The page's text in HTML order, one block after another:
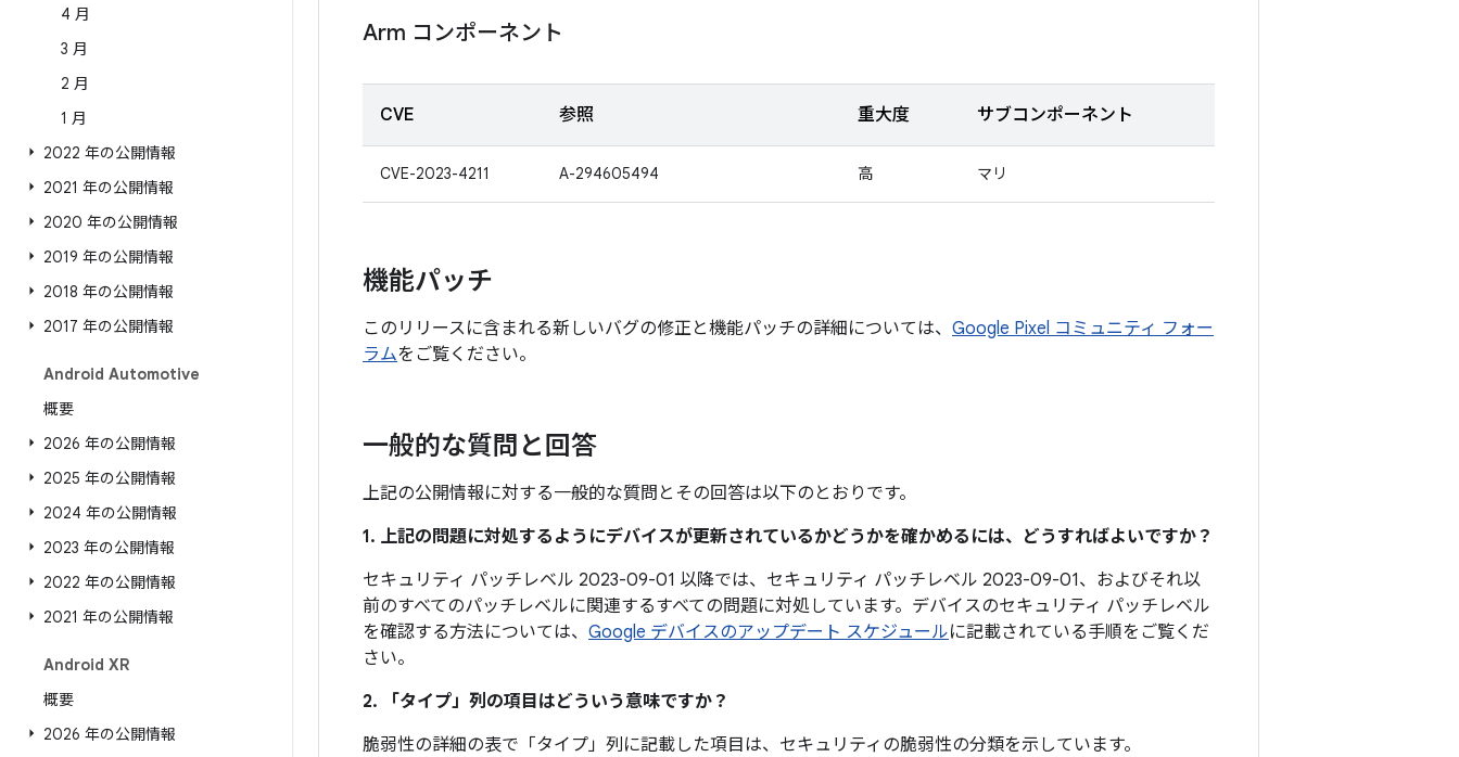
4 月
3 月
2 月
1 月
2022 年の公開情報
2021 年の公開情報
2020 年の公開情報
2019 年の公開情報
2018 年の公開情報
2017 年の公開情報
Android Automotive
概要
2026 年の公開情報
2025 年の公開情報
2024 年の公開情報
2023 年の公開情報
2022 年の公開情報
2021 年の公開情報
Android XR
概要
2026 年の公開情報
Arm コンポーネント
CVE 参照 重大度 サブコンポーネント
CVE-2023-4211 A-294605494 高 マリ
機能パッチ
このリリースに含まれる新しいバグの修正と機能パッチの詳細については、 Google Pixel コミュニティ フォー
ラムをご覧ください。
一般的な質問と回答
上記の公開情報に対する一般的な質問とその回答は以下のとおりです。
1. 上記の問題に対処するようにデバイスが更新されているかどうかを確かめるには、どうすればよいですか？
セキュリティ パッチレベル 2023-09-01 以降では、セキュリティ パッチレベル 2023-09-01、およびそれ以
前のすべてのパッチレベルに関連するすべての問題に対処しています。デバイスのセキュリティ パッチレベル
を確認する方法については、 Google デバイスのアップデート スケジュールに記載されている手順をご覧くだ
さい。
2. 「タイプ」 列の項目はどういう意味ですか？
脆弱性の詳細の表で「タイプ」 列に記載した項目は、セキュリティの脆弱性の分類を示しています。